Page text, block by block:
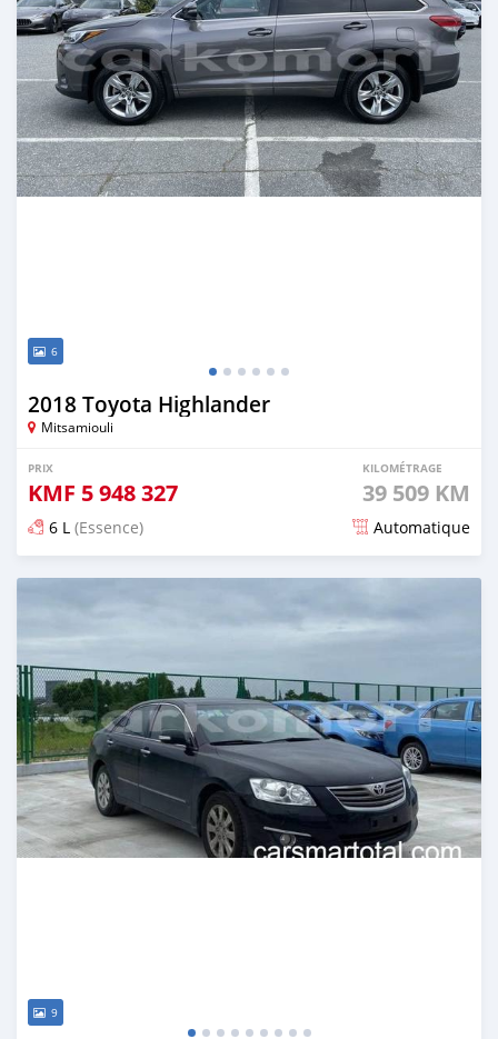
6
2018 Toyota Highlander
Mitsamiouli
PRIX
KMF 5 948 327
KILOMÉTRAGE
39 509 KM
6 L (Essence) Automatique
Publié il y a plus de 2 ans
9